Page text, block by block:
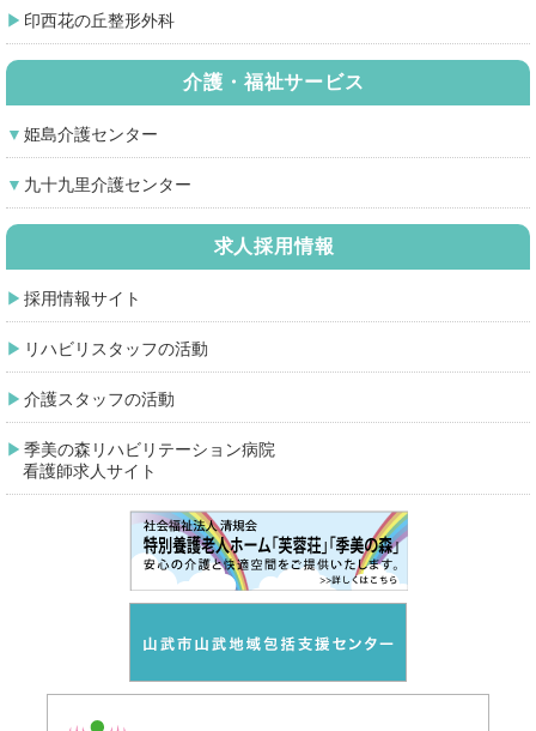
印西花の丘整形外科
介護・福祉サービス
姫島介護センター
九十九里介護センター
求人採用情報
採用情報サイト
リハビリスタッフの活動
介護スタッフの活動
季美の森リハビリテーション病院
看護師求人サイト